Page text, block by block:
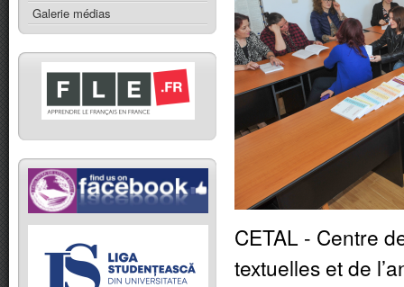
Galerie médias
CETAL - Centre
textuelles et de